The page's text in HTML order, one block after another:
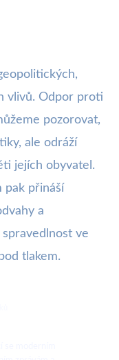
vlivů. Odpor proti
pozorovat,
ale odráží
jejích obyvatel.
pak přináší
a
spravedlnost ve
tlakem.